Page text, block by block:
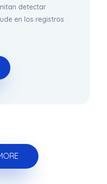
detectar
en los registros